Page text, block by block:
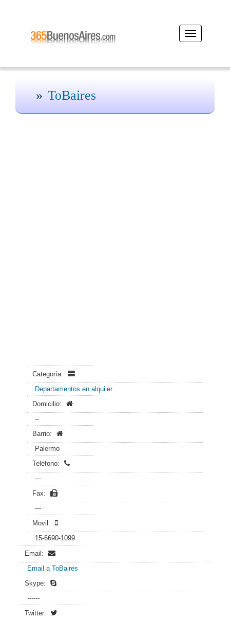
Desplegar
navegación
ToBaires
Categoría:
Departamentos en alquiler
Domicilio:
--
Barrio:
Palermo
Teléfono:
---
Fax:
---
Movil:
15-6690-1099
Email:
Email a ToBaires
Skype:
------
Twitter: